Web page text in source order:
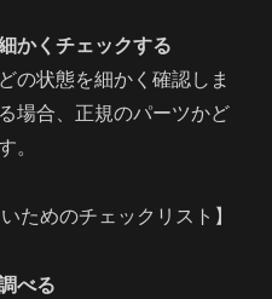
かくチェックする
の状態を細かく確認しま
場合、正規のパーツかど
。
ためのチェックリスト】
べる